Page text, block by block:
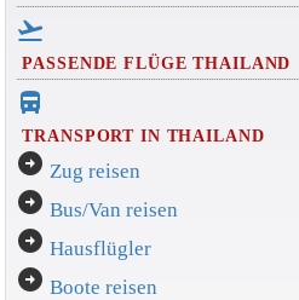
flight_takeoff
PASSENDE FLÜGE THAILAND
directions_bus_filled
TRANSPORT IN THAILAND
arrow_circle_right Zug reisen
arrow_circle_right Bus/Van reisen
arrow_circle_right Hausflügler
arrow_circle_right Boote reisen